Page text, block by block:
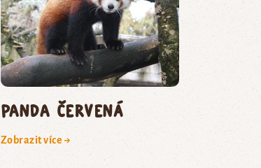
panda červená
Zobrazit více →